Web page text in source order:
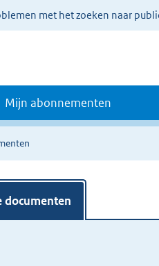
met het zoeken naar
Mijn abonnementen
documenten